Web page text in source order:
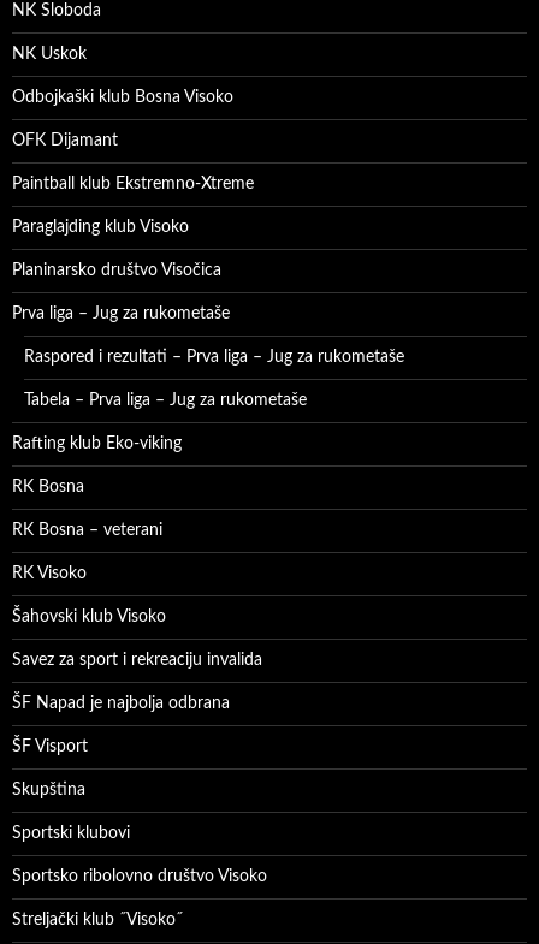
NK Sloboda
NK Uskok
Odbojkaški klub Bosna Visoko
OFK Dijamant
Paintball klub Ekstremno-Xtreme
Paraglajding klub Visoko
Planinarsko društvo Visočica
Prva liga – Jug za rukometaše
Raspored i rezultati – Prva liga – Jug za rukometaše
Tabela – Prva liga – Jug za rukometaše
Rafting klub Eko-viking
RK Bosna
RK Bosna – veterani
RK Visoko
Šahovski klub Visoko
Savez za sport i rekreaciju invalida
ŠF Napad je najbolja odbrana
ŠF Visport
Skupština
Sportski klubovi
Sportsko ribolovno društvo Visoko
Streljački klub ˝Visoko˝